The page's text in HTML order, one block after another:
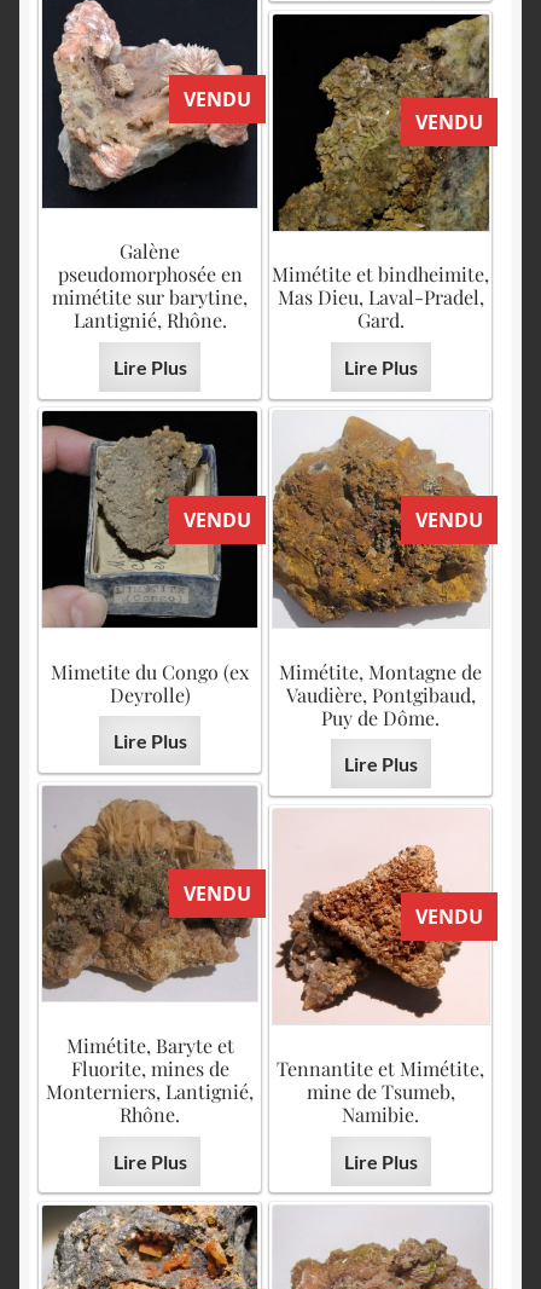
VENDU
Galène
pseudomorphosée en
mimétite sur barytine,
Lantignié, Rhône.
Lire Plus
VENDU
Mimétite et bindheimite,
Mas Dieu, Laval-Pradel,
Gard.
Lire Plus
VENDU
Mimetite du Congo (ex
Deyrolle)
Lire Plus
VENDU
Mimétite, Montagne de
Vaudière, Pontgibaud,
Puy de Dôme.
Lire Plus
VENDU
Mimétite, Baryte et
Fluorite, mines de
Monterniers, Lantignié,
Rhône.
Lire Plus
VENDU
Tennantite et Mimétite,
mine de Tsumeb,
Namibie.
Lire Plus